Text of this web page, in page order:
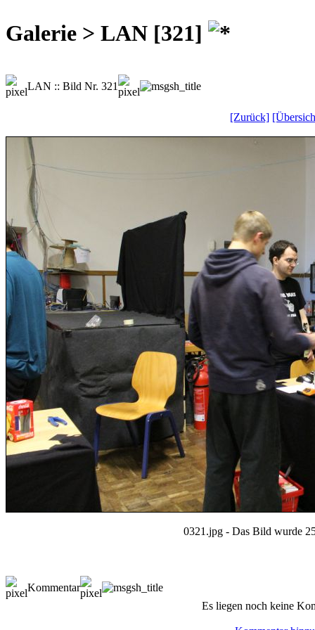
Galerie > LAN [321]
LAN :: Bild Nr. 321
[Zurück]
0321.jpg - Das Bild wurde
Kommentar
Es liegen noch keine